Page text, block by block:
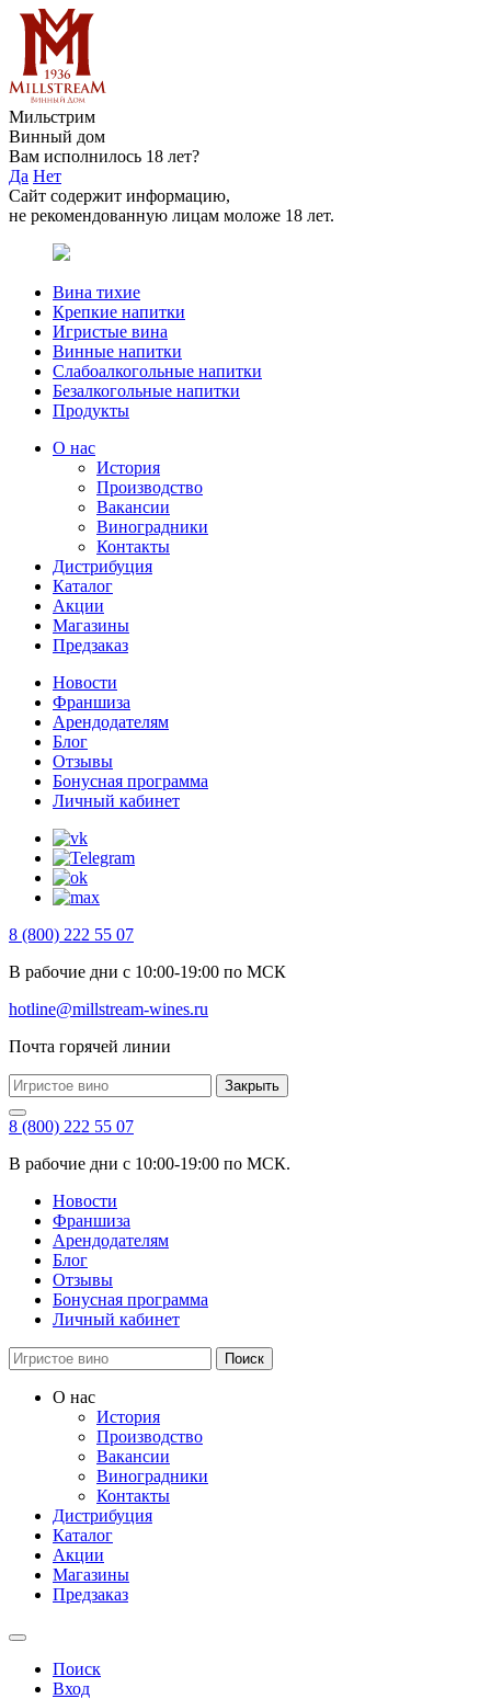
Мильстрим
Винный дом
Вам исполнилось 18 лет?
Да Нет
Сайт содержит информацию,
не рекомендованную лицам моложе 18 лет.
Вина тихие
Крепкие напитки
Игристые вина
Винные напитки
Слабоалкогольные напитки
Безалкогольные напитки
Продукты
О нас
История
Производство
Вакансии
Виноградники
Контакты
Дистрибуция
Каталог
Акции
Магазины
Предзаказ
Новости
Франшиза
Арендодателям
Блог
Отзывы
Бонусная программа
Личный кабинет
8 (800) 222 55 07
В рабочие дни с 10:00-19:00 по МСК
hotline@millstream-wines.ru
Почта горячей линии
Закрыть
8 (800) 222 55 07
В рабочие дни с 10:00-19:00 по МСК.
Новости
Франшиза
Арендодателям
Блог
Отзывы
Бонусная программа
Личный кабинет
Поиск
О нас
История
Производство
Вакансии
Виноградники
Контакты
Дистрибуция
Каталог
Акции
Магазины
Предзаказ
Поиск
Вход